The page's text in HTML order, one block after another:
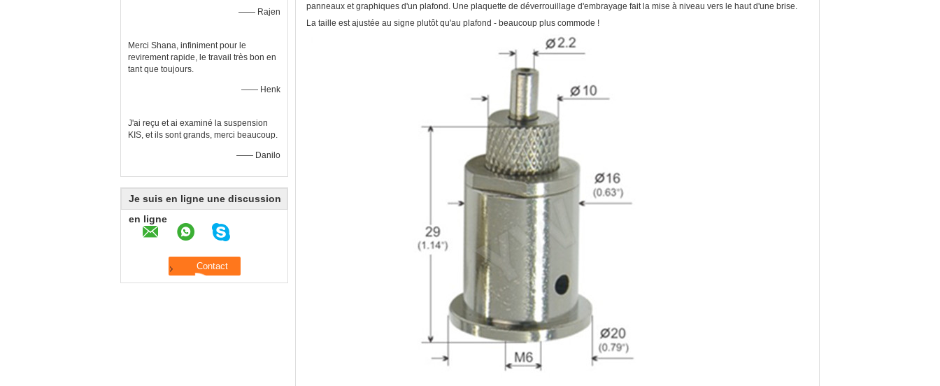
—— Rajen
Merci Shana, infiniment pour le
revirement rapide, le travail très bon en
tant que toujours.
—— Henk
J'ai reçu et ai examiné la suspension
KIS, et ils sont grands, merci beaucoup.
—— Danilo
Je suis en ligne une discussion
en ligne
panneaux et graphiques d'un plafond. Une plaquette de déverrouillage d'embrayage fait la mise à niveau vers le haut d'une brise.
La taille est ajustée au signe plutôt qu'au plafond - beaucoup plus commode !